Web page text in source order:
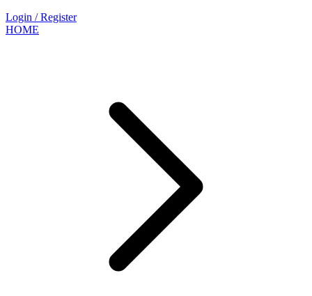
Login / Register
HOME